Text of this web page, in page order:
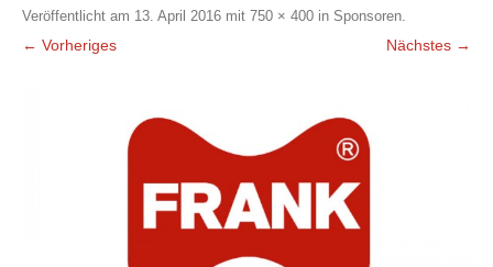
Veröffentlicht am 13. April 2016 mit 750 × 400 in Sponsoren.
← Vorheriges Nächstes →